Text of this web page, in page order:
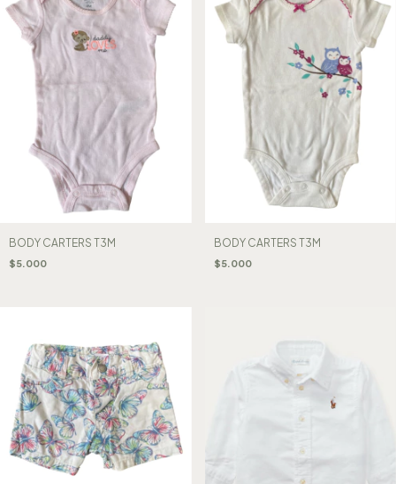
BODY CARTERS T3M
$5.000
BODY CARTERS T3M
$5.000